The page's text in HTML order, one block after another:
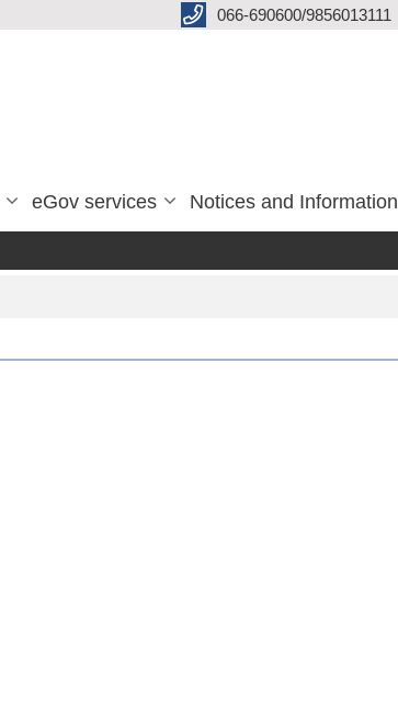
066-690600/9856013111
eGov services Notices and Information